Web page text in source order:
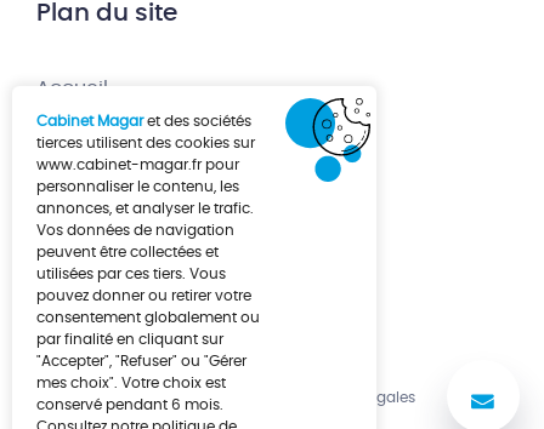
Plan du site
Accueil
Création d’entreprise
Développement d’entreprise
À propos
Actualités
Contact
Politique de cookies Mentions légales
Cabinet Magaret des sociétés
tierces utilisent des cookies sur
www.cabinet-magar.frpour
personnaliser le contenu, les
annonces, et analyser le trafic.
Vos données de navigation
peuvent être collectées et
utilisées par ces tiers. Vous
pouvez donner ou retirer votre
consentement globalement ou
par finalité en cliquant sur
"Accepter", "Refuser" ou "Gérer
mes choix". Votre choix est
conservé pendant 6 mois.